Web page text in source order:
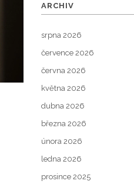
ARCHIV
srpna 2026
července 2026
června 2026
května 2026
dubna 2026
března 2026
února 2026
ledna 2026
prosince 2025